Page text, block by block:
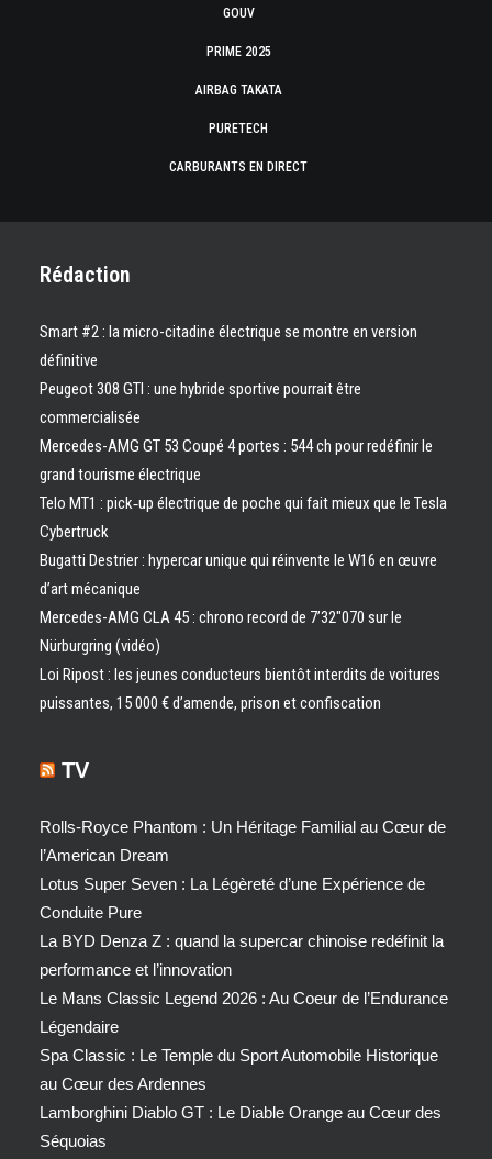
GOUV
PRIME 2025
AIRBAG TAKATA
PURETECH
CARBURANTS EN DIRECT
Rédaction
Smart #2 : la micro-citadine électrique se montre en version
définitive
Peugeot 308 GTI : une hybride sportive pourrait être
commercialisée
Mercedes-AMG GT 53 Coupé 4 portes : 544 ch pour redéfinir le
grand tourisme électrique
Telo MT1 : pick‑up électrique de poche qui fait mieux que le Tesla
Cybertruck
Bugatti Destrier : hypercar unique qui réinvente le W16 en œuvre
d’art mécanique
Mercedes-AMG CLA 45 : chrono record de 7’32″070 sur le
Nürburgring (vidéo)
Loi Ripost : les jeunes conducteurs bientôt interdits de voitures
puissantes, 15 000 € d’amende, prison et confiscation
TV
Rolls-Royce Phantom : Un Héritage Familial au Cœur de
l’American Dream
Lotus Super Seven : La Légèreté d’une Expérience de
Conduite Pure
La BYD Denza Z : quand la supercar chinoise redéfinit la
performance et l’innovation
Le Mans Classic Legend 2026 : Au Coeur de l’Endurance
Légendaire
Spa Classic : Le Temple du Sport Automobile Historique
au Cœur des Ardennes
Lamborghini Diablo GT : Le Diable Orange au Cœur des
Séquoias